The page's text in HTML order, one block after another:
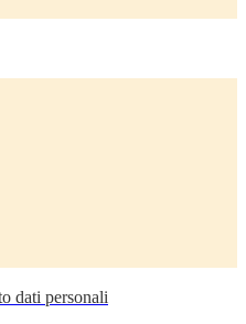
dati personali